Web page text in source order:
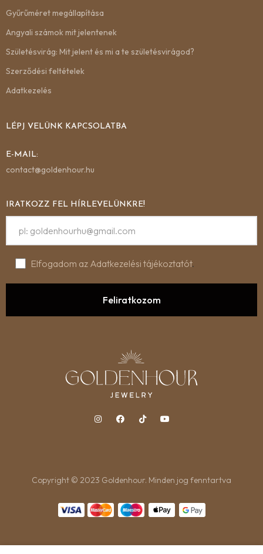
Gyűrűméret megállapítása
Angyali számok mit jelentenek
Születésvirág: Mit jelent és mi a te születésvirágod?
Szerződési feltételek
Adatkezelés
LÉPJ VELÜNK KAPCSOLATBA
E-MAIL:
contact@goldenhour.hu
IRATKOZZ FEL HÍRLEVELÜNKRE!
Elfogadom az Adatkezelési tájékoztatót.
Copyright © 2023 Goldenhour. Minden jog fenntartva